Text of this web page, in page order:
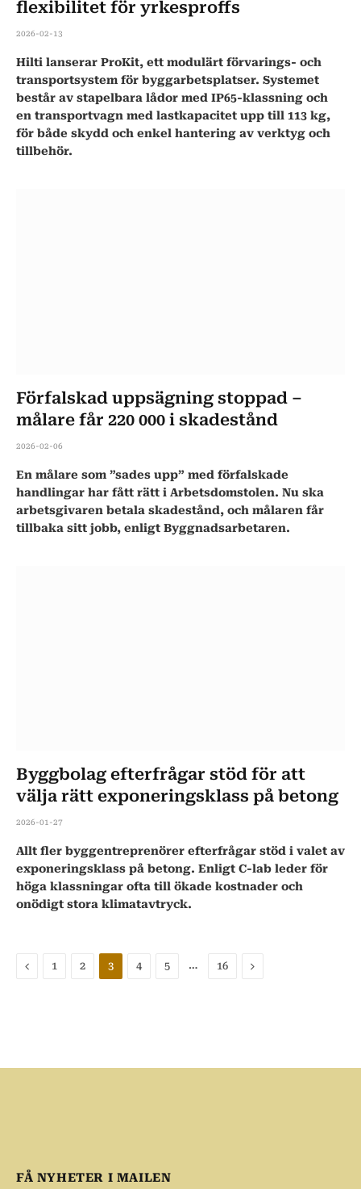
flexibilitet för yrkesproffs
2026-02-13
Hilti lanserar ProKit, ett modulärt förvarings- och
transportsystem för byggarbetsplatser. Systemet
består av stapelbara lådor med IP65-klassning och
en transportvagn med lastkapacitet upp till 113 kg,
för både skydd och enkel hantering av verktyg och
tillbehör.
Förfalskad uppsägning stoppad –
målare får 220 000 i skadestånd
2026-02-06
En målare som ”sades upp” med förfalskade
handlingar har fått rätt i Arbetsdomstolen. Nu ska
arbetsgivaren betala skadestånd, och målaren får
tillbaka sitt jobb, enligt Byggnadsarbetaren.
Byggbolag efterfrågar stöd för att
välja rätt exponeringsklass på betong
2026-01-27
Allt fler byggentreprenörer efterfrågar stöd i valet av
exponeringsklass på betong. Enligt C-lab leder för
höga klassningar ofta till ökade kostnader och
onödigt stora klimatavtryck.
Föregående
1 2 3 4 5 … 16 Nästa
FÅ NYHETER I MAILEN